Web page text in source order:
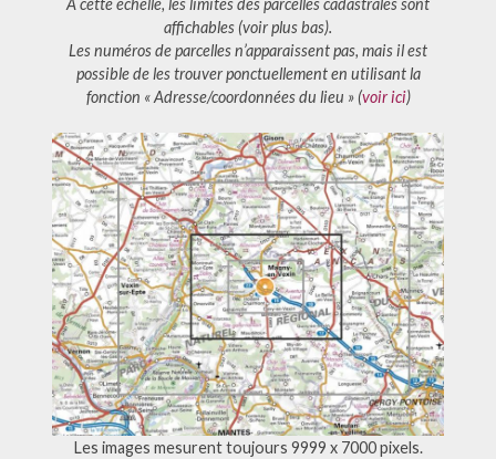
À cette échelle, les limites des parcelles cadastrales sont
affichables (voir plus bas).
Les numéros de parcelles n’apparaissent pas, mais il est
possible de les trouver ponctuellement en utilisant la
fonction « Adresse/coordonnées du lieu » (voir ici)
Les images mesurent toujours 9999 x 7000 pixels.